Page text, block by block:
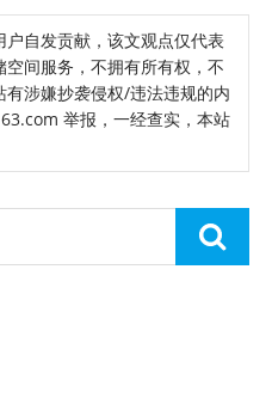
自发贡献，该文观点仅代表
间服务，不拥有所有权，不
涉嫌抄袭侵权/违法违规的内
举报，一经查实，本站